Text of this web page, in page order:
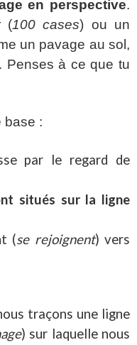
en perspective.
(100 cases) ou un
un pavage au sol,
Penses à ce que tu
base :
par le regard de
situés sur la ligne
(se rejoignent) vers
traçons une ligne
) sur laquelle nous